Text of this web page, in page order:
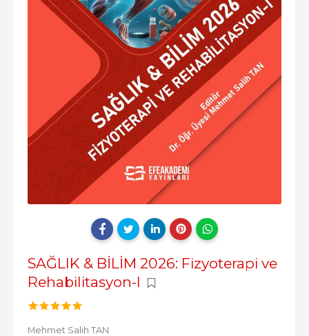
SAĞLIK & BİLİM 2026: Fizyoterapi ve
Rehabilitasyon-I
Mehmet Salih TAN